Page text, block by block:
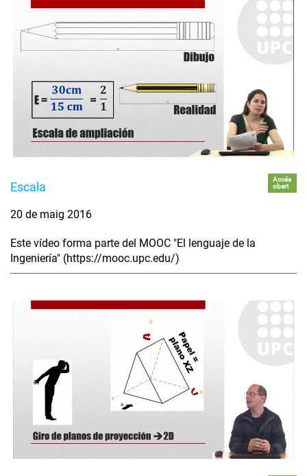
Escala
Accés
obert
20 de maig 2016
Este vídeo forma parte del MOOC "El lenguaje de la
Ingeniería" (https://mooc.upc.edu/)